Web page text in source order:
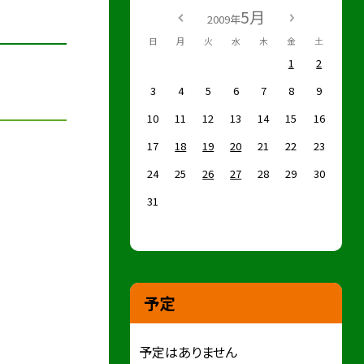
2009年5月
日 月 火 水 木 金 土
1
2
3
4 5 6 7 8
9
10
11 12 13 14 15
16
17
18 19 20 21 22
23
24
25 26 27 28 29
30
31
予定
予定はありません